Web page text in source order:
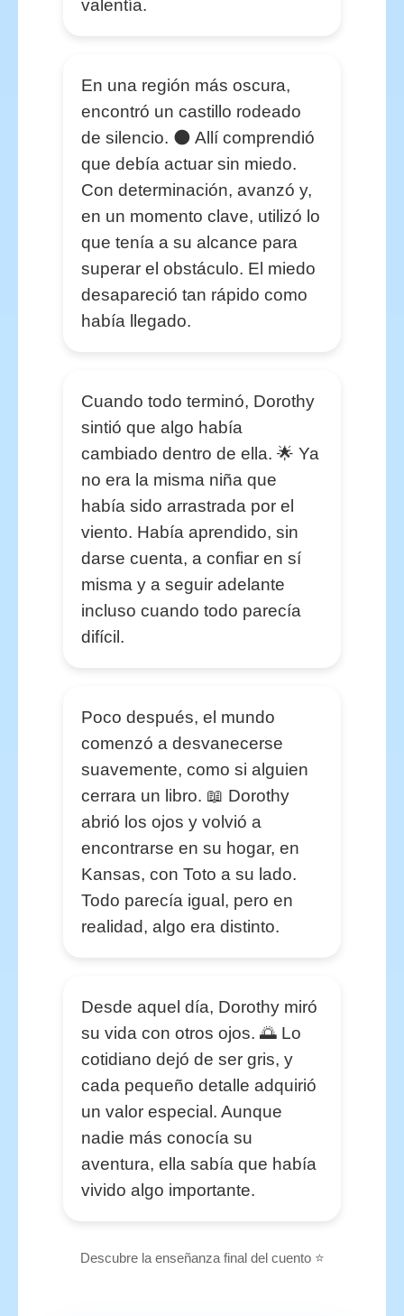
valentía.
En una región más oscura,
encontró un castillo rodeado
de silencio. 🌑 Allí comprendió
que debía actuar sin miedo.
Con determinación, avanzó y,
en un momento clave, utilizó lo
que tenía a su alcance para
superar el obstáculo. El miedo
desapareció tan rápido como
había llegado.
Cuando todo terminó, Dorothy
sintió que algo había
cambiado dentro de ella. 🌟 Ya
no era la misma niña que
había sido arrastrada por el
viento. Había aprendido, sin
darse cuenta, a confiar en sí
misma y a seguir adelante
incluso cuando todo parecía
difícil.
Poco después, el mundo
comenzó a desvanecerse
suavemente, como si alguien
cerrara un libro. 📖 Dorothy
abrió los ojos y volvió a
encontrarse en su hogar, en
Kansas, con Toto a su lado.
Todo parecía igual, pero en
realidad, algo era distinto.
Desde aquel día, Dorothy miró
su vida con otros ojos. 🌅 Lo
cotidiano dejó de ser gris, y
cada pequeño detalle adquirió
un valor especial. Aunque
nadie más conocía su
aventura, ella sabía que había
vivido algo importante.
Descubre la enseñanza final del cuento ⭐